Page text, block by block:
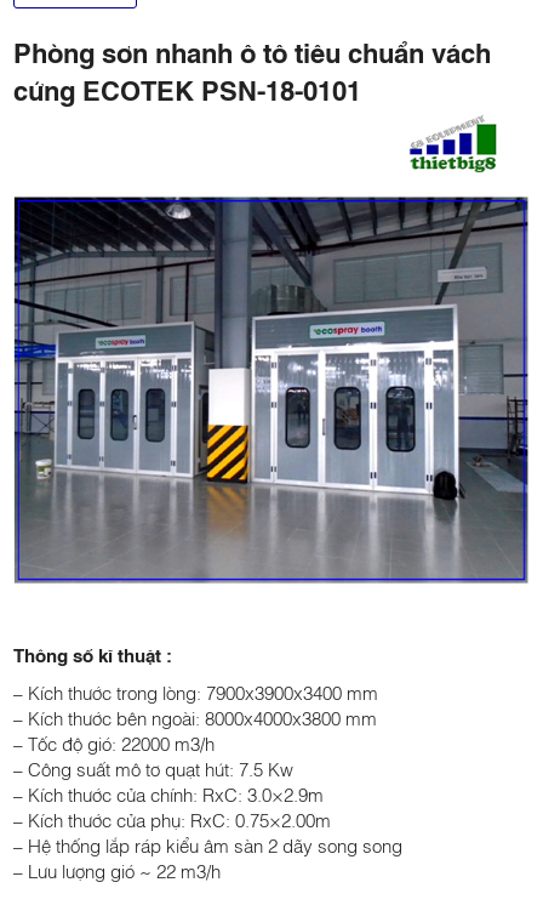
Phòng sơn nhanh ô tô tiêu chuẩn vách
cứng ECOTEK PSN-18-0101
Thông số kĩ thuật :
– Kích thước trong lòng: 7900x3900x3400 mm
– Kích thước bên ngoài: 8000x4000x3800 mm
– Tốc độ gió: 22000 m3/h
– Công suất mô tơ quạt hút: 7.5 Kw
– Kích thước cửa chính: RxC: 3.0×2.9m
– Kích thước cửa phụ: RxC: 0.75×2.00m
– Hệ thống lắp ráp kiểu âm sàn 2 dãy song song
– Lưu lượng gió ~ 22 m3/h